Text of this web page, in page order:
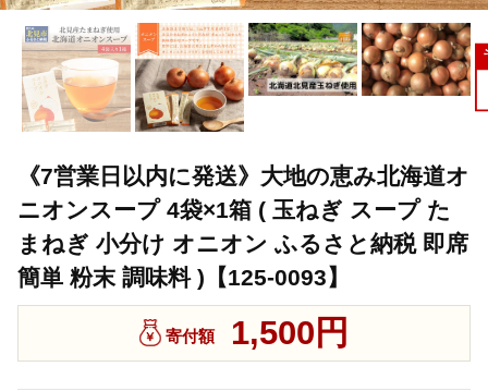
《7営業日以内に発送》大地の恵み北海道オ
ニオンスープ 4袋×1箱 ( 玉ねぎ スープ た
まねぎ 小分け オニオン ふるさと納税 即席
簡単 粉末 調味料 )【125-0093】
寄付額 1,500円